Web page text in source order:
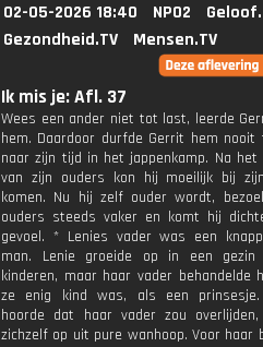
02-05-2026 18:40 NPO2
Gezondheid.TV
Mensen.TV
Ik mis je: Afl. 37
Wees een ander niet tot last, leerde
hem. Daardoor durfde Gerrit hem nooit
naar zijn tijd in het jappenkamp. Na het
van zijn ouders kon hij moeilijk bij
komen. Nu hij zelf ouder wordt,
ouders steeds vaker en komt hij
gevoel. * Lenies vader was een
man. Lenie groeide op in een
kinderen, maar haar vader behandelde
ze enig kind was, als een
hoorde dat haar vader zou
zichzelf op uit pure wanhoop. Voor haar